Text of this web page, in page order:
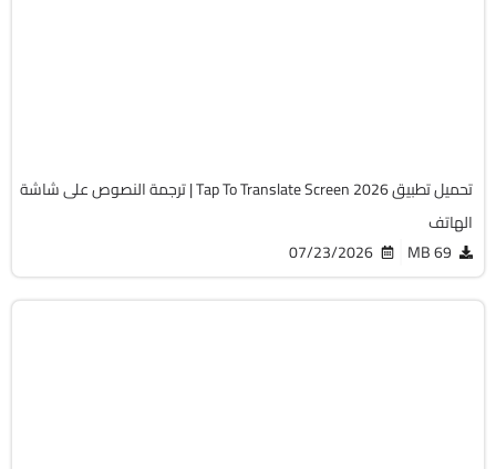
تحميل تطبيق Tap To Translate Screen 2026 | ترجمة النصوص على شاشة
الهاتف
69 MB
07/23/2026